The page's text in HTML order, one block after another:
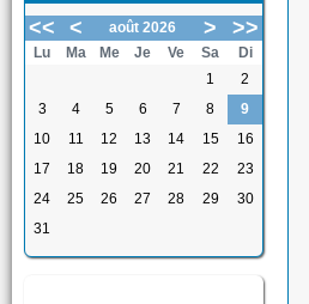
<< < août 2026 > >>
Lu Ma Me Je Ve Sa
Di
1
2
3
4 5 6 7 8
9
10
11 12 13 14 15
16
17
18 19 20 21 22
23
24
25 26 27 28 29
30
31